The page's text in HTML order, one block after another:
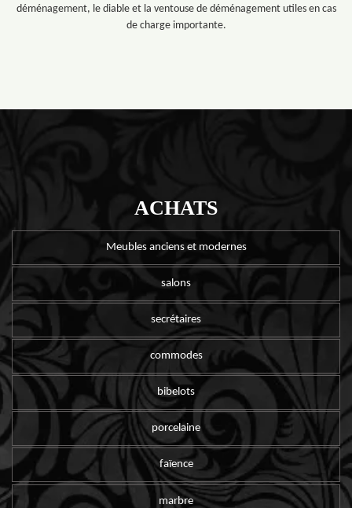
déménagement, le diable et la ventouse de déménagement utiles en cas
de charge importante.
ACHATS
Meubles anciens et modernes
salons
secrétaires
commodes
bibelots
porcelaine
faïence
marbre